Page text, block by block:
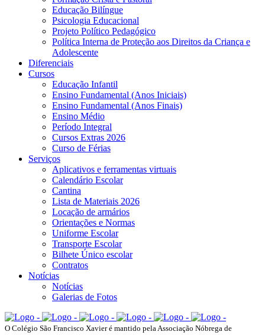
Educação Bilíngue
Psicologia Educacional
Projeto Político Pedagógico
Política Interna de Proteção aos Direitos da Criança e
Adolescente
Diferenciais
Cursos
Educação Infantil
Ensino Fundamental (Anos Iniciais)
Ensino Fundamental (Anos Finais)
Ensino Médio
Período Integral
Cursos Extras 2026
Curso de Férias
Serviços
Aplicativos e ferramentas virtuais
Calendário Escolar
Cantina
Lista de Materiais 2026
Locação de armários
Orientações e Normas
Uniforme Escolar
Transporte Escolar
Bilhete Único escolar
Contratos
Notícias
Notícias
Galerias de Fotos
O Colégio São Francisco Xavier é mantido pela Associação Nóbrega de